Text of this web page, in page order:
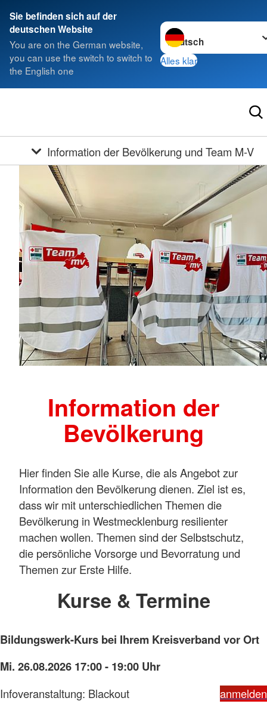
Sie befinden sich auf der
deutschen Website
You are on the German website,
you can use the switch to switch to
the English one
Sprache wechseln zu
Alles klar
Information der Bevölkerung und Team M-V
Information der
Bevölkerung
Hier finden Sie alle Kurse, die als Angebot zur
Information den Bevölkerung dienen. Ziel ist es,
dass wir mit unterschiedlichen Themen die
Bevölkerung in Westmecklenburg resilienter
machen wollen. Themen sind der Selbstschutz,
die persönliche Vorsorge und Bevorratung und
Themen zur Erste Hilfe.
Kurse & Termine
Bildungswerk-Kurs bei Ihrem Kreisverband vor Ort
Mi. 26.08.2026 17:00 - 19:00 Uhr
Infoveranstaltung: Blackout
anmelden